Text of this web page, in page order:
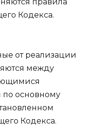
Кодекса.
от реализации
между
основному
Кодекса.